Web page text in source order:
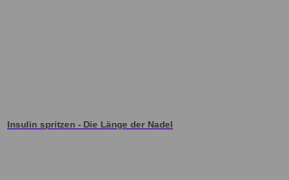
Insulin spritzen - Die Länge der Nadel